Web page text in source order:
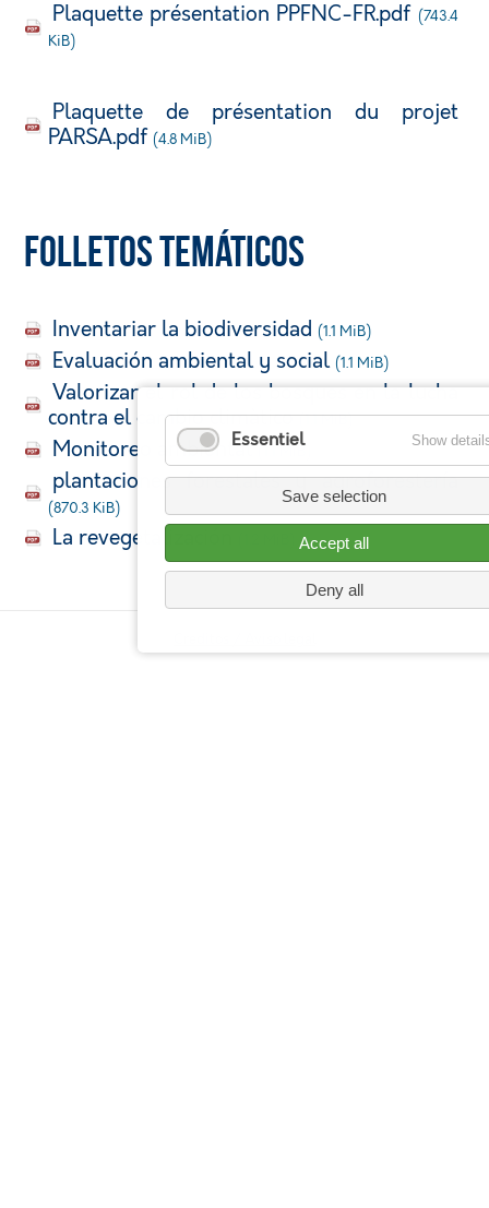
Plaquette présentation PPFNC-FR.pdf (743.4
KiB)
Plaquette de présentation du projet
PARSA.pdf (4.8 MiB)
Folletos temáticos
Inventariar la biodiversidad (1.1 MiB)
Evaluación ambiental y social (1.1 MiB)
Valorizar el rol de los bosques en la lucha
contra el cambio climàtico(1.1 MiB)
Monitoreo ambiental(1.1 MiB)
plantaciones forestales y agroforestería
(870.3 KiB)
La revegetalización
Essentiel Show
Save selection
Accept all
Deny all